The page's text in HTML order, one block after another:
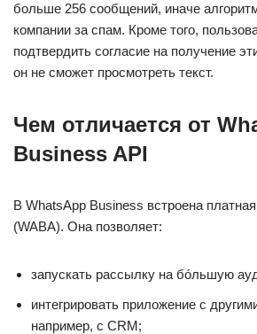
больше 256 сообщений, иначе
компании за спам. Кроме того,
подтвердить согласие на получение
он не сможет просмотреть текст.
Чем отличается от
Business API
В WhatsApp Business встроена
(WABA). Она позволяет:
запускать рассылку на бóльшую
интегрировать приложение с
например, с CRM;